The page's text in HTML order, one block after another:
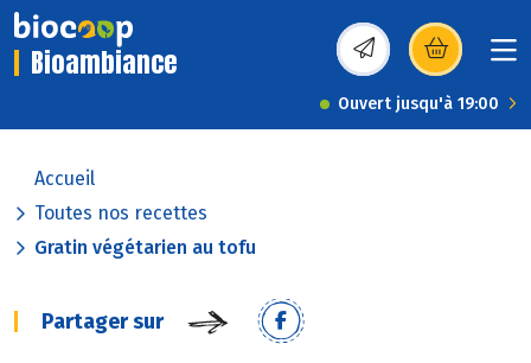
Bioambiance (s’ouvre dans une
Ouvert jusqu'à 19:00
Accueil
Toutes nos recettes
Gratin végétarien au tofu
Partager sur